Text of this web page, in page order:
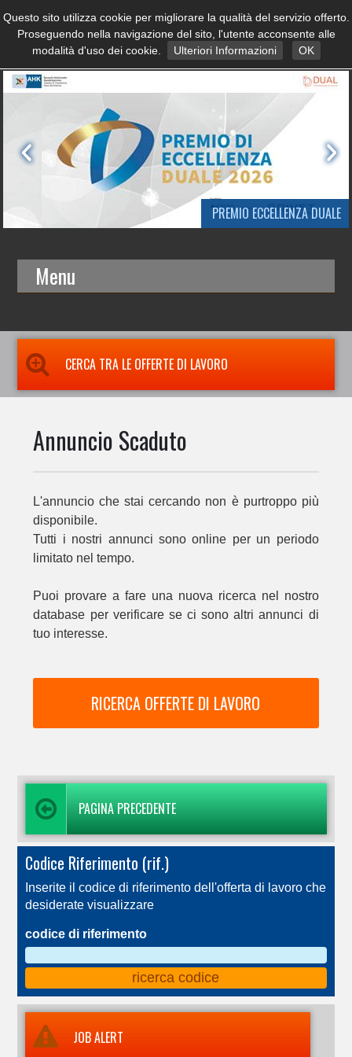
PREMIO ECCELLENZA DUALE
Menu
CERCA TRA LE OFFERTE DI LAVORO
Annuncio Scaduto
L'annuncio che stai cercando non è purtroppo più
disponibile.
Tutti i nostri annunci sono online per un periodo
limitato nel tempo.
Puoi provare a fare una nuova ricerca nel nostro
database per verificare se ci sono altri annunci di
tuo interesse.
RICERCA OFFERTE DI LAVORO
PAGINA PRECEDENTE
Codice Riferimento (rif.)
Inserite il codice di riferimento dell'offerta di lavoro che
desiderate visualizzare
codice di riferimento
JOB ALERT
Questo sito utilizza cookie per migliorare la qualità del servizio offerto.
Proseguendo nella navigazione del sito, l'utente acconsente alle
modalità d'uso dei cookie.
Ulteriori Informazioni OK